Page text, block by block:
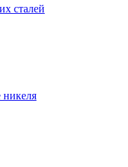
сталей
никеля